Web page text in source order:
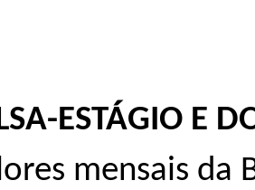
ESTÁGIO E
mensais da